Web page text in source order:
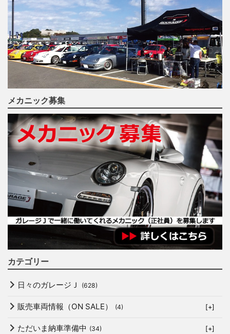
メカニック募集
カテゴリー
日々のガレージＪ (628)
販売車両情報（ON SALE） (4) [+]
ただいま納車準備中 (34) [+]